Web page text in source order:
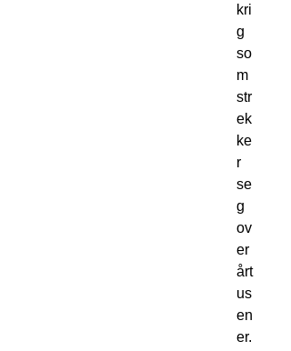
kri
g
so
m
str
ek
ke
r
se
g
ov
er
årt
us
en
er.